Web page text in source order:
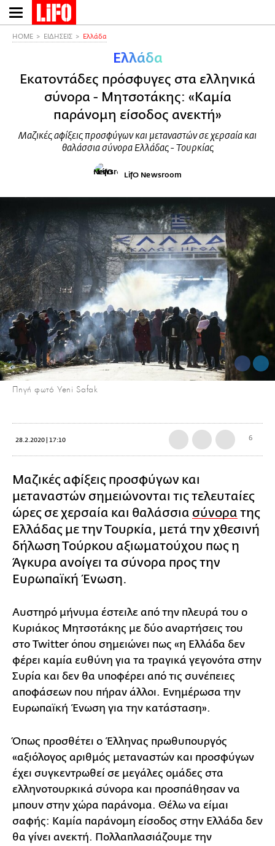
Παράκαμψη
προς
HOME ΕΙΔΗΣΕΙΣ Ελλάδα
Ελλάδα
Εκατοντάδες πρόσφυγες στα ελληνικά
σύνορα - Μητσοτάκης: «Καμία
παράνομη είσοδος ανεκτή»
Μαζικές αφίξεις προσφύγων και μεταναστών σε χερσαία και
θαλάσσια σύνορα Ελλάδας - Τουρκίας
LifO Newsroom
Πηγή φωτό Yeni Safak
28.2.2020 | 17:10 6
Μαζικές αφίξεις προσφύγων και
μεταναστών σημειώνονται τις τελευταίες
ώρες σε χερσαία και θαλάσσια σύνορα της
Ελλάδας με την Τουρκία, μετά την χθεσινή
δήλωση Τούρκου αξιωματούχου πως η
Άγκυρα ανοίγει τα σύνορα προς την
Ευρωπαϊκή Ένωση.
Αυστηρό μήνυμα έστειλε από την πλευρά του ο
Κυριάκος Μητσοτάκης με δύο αναρτήσεις του
στο Twitter όπου σημειώνει πως «η Ελλάδα δεν
φέρει καμία ευθύνη για τα τραγικά γεγονότα στην
Συρία και δεν θα υποφέρει από τις συνέπειες
αποφάσεων που πήραν άλλοι. Ενημέρωσα την
Ευρωπαϊκή Ένωση για την κατάσταση».
Όπως προσθέτει ο Έλληνας πρωθυπουργός
«αξιόλογος αριθμός μεταναστών και προσφύγων
έχει συγκεντρωθεί σε μεγάλες ομάδες στα
ελληνοτουρκικά σύνορα και προσπάθησαν να
μπουν στην χώρα παράνομα. Θέλω να είμαι
σαφής: Καμία παράνομη είσοδος στην Ελλάδα δεν
θα γίνει ανεκτή. Πολλαπλασιάζουμε την